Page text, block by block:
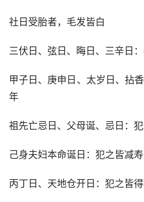
社日受胎者，毛发皆白
三伏日、弦日、晦日、三辛日
甲子日、庚申日、太岁日、拈
年
祖先亡忌日、父母诞、忌日：
己身夫妇本命诞日：犯之皆减寿
丙丁日、天地仓开日：犯之皆